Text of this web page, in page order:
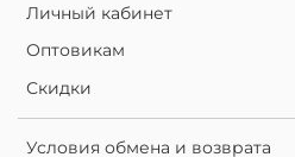
Личный кабинет
Оптовикам
Скидки
Условия обмена и возврата